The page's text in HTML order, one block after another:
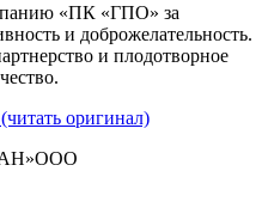
«ПК «ГПО» за
и доброжелательность.
и плодотворное
оригинал)
ООО